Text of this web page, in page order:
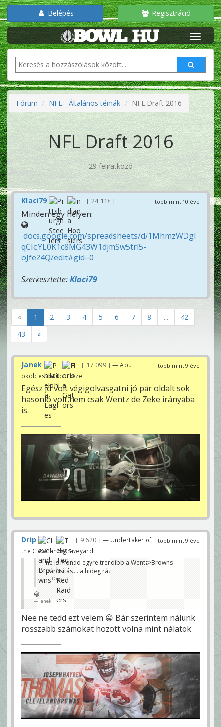
Belépés Regisztráció
Fórum NFL - Általános témák NFL Draft 2016
NFL Draft 2016
29 feliratkozó
több mint 10 éve
Klaci79 24 118
Minden egy helyen:
docs.google.com/spreadsheets/d/1MhmzWDgI
qCIoYL0K1c8MG43W1djmSw5trl5-
oJfe24Q/edit#gid=0
Szerkesztette:Klaci79
« 1 2 3 4 5 6 7 8 ...
42
43
»
több mint 9 éve
Janek 17 099
— Apu
ökölbeszorított keze
Egész jó volt végigolvasgatni jó pár oldalt sok
hasonló volt,nem csak Wentz de Zeke irányába
is.
több mint 9 éve
Drip 9 620
— Undertaker of
the Cleveland graveyard
ne is mondd egyre trendibb a Wentz>Browns
párosítás ... a hideg ráz
Drip
😀
Janek
Nee ne tedd ezt velem 😀 Bár szerintem nálunk
rosszabb számokat hozott volna mint nálatok